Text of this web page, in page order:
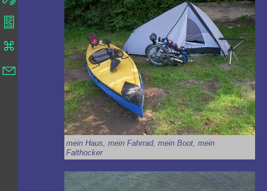
mein Haus, mein Fahrrad, mein Boot, mein
Falthocker